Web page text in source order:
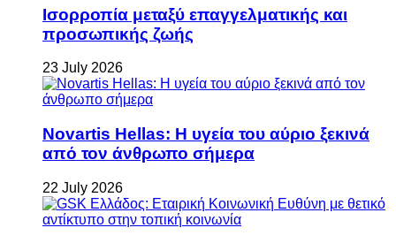
Ισορροπία μεταξύ επαγγελματικής και
προσωπικής ζωής
23 July 2026
Novartis Hellas: Η υγεία του αύριο ξεκινά
από τον άνθρωπο σήμερα
22 July 2026